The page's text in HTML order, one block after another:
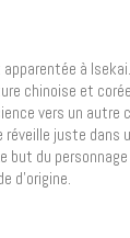
à
chinoise et
vers un autre
juste dans
but du
d’origine.